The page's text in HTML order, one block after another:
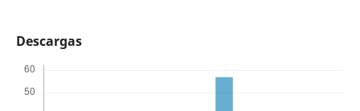
Descargas